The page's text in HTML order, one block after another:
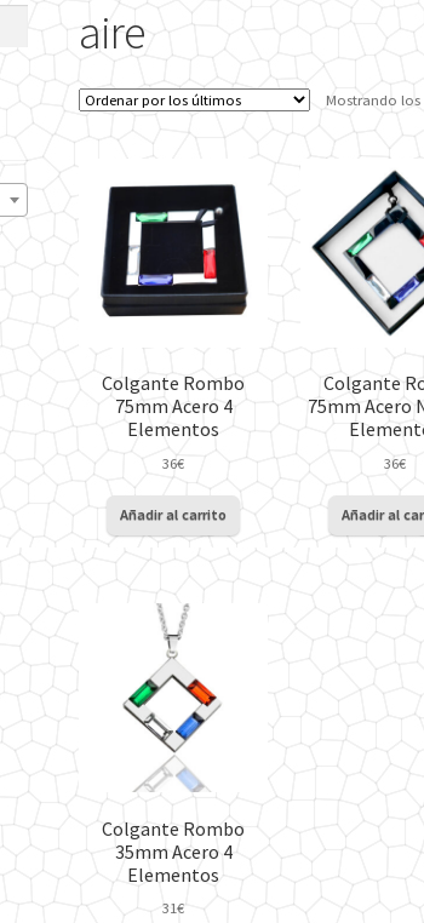
aire
Mostrando los
Colgante Rombo
75mm Acero 4
Elementos
36€
Añadir al carrito
Colgante
75mm Acero
36€
Añadir al
Colgante Rombo
35mm Acero 4
Elementos
31€